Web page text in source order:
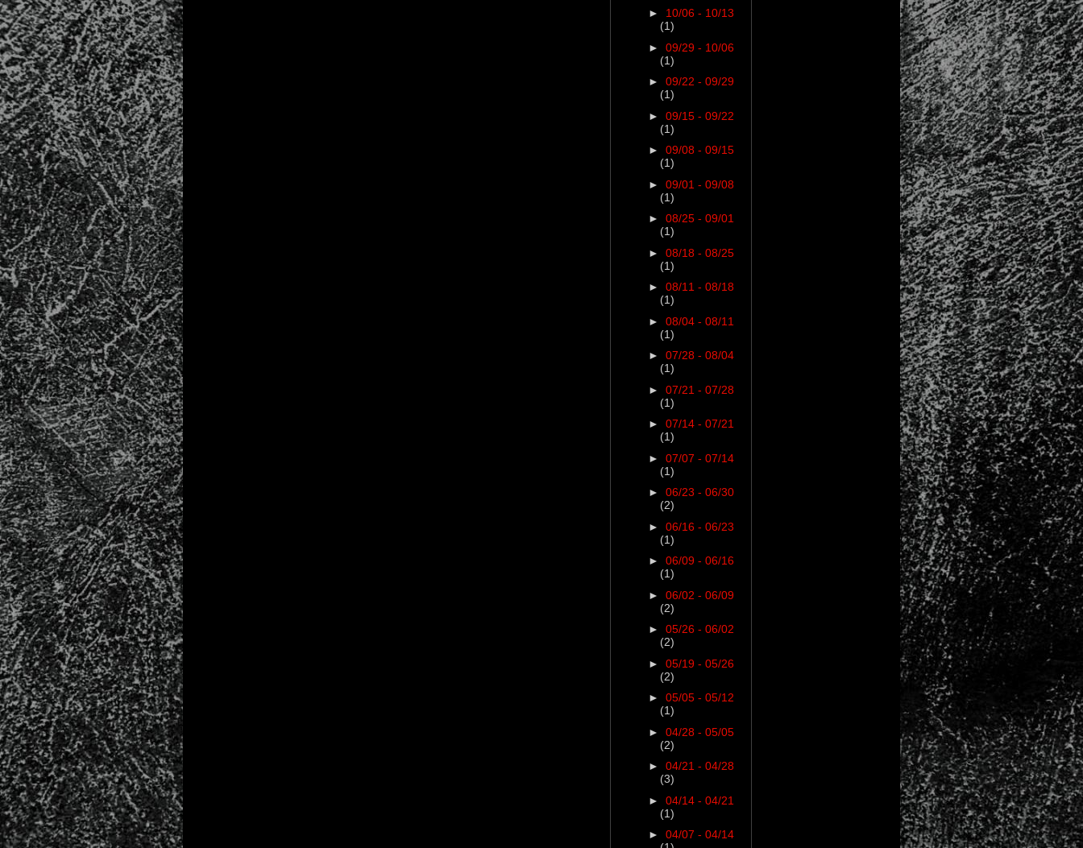
► 10/06 - 10/13
(1)
► 09/29 - 10/06
(1)
► 09/22 - 09/29
(1)
► 09/15 - 09/22
(1)
► 09/08 - 09/15
(1)
► 09/01 - 09/08
(1)
► 08/25 - 09/01
(1)
► 08/18 - 08/25
(1)
► 08/11 - 08/18
(1)
► 08/04 - 08/11
(1)
► 07/28 - 08/04
(1)
► 07/21 - 07/28
(1)
► 07/14 - 07/21
(1)
► 07/07 - 07/14
(1)
► 06/23 - 06/30
(2)
► 06/16 - 06/23
(1)
► 06/09 - 06/16
(1)
► 06/02 - 06/09
(2)
► 05/26 - 06/02
(2)
► 05/19 - 05/26
(2)
► 05/05 - 05/12
(1)
► 04/28 - 05/05
(2)
► 04/21 - 04/28
(3)
► 04/14 - 04/21
(1)
► 04/07 - 04/14